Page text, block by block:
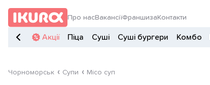
Про насВакансіїФраншиза Контакти
Акції Піца Суші Суші бургери Комбо
Чорноморськ Супи Місо суп